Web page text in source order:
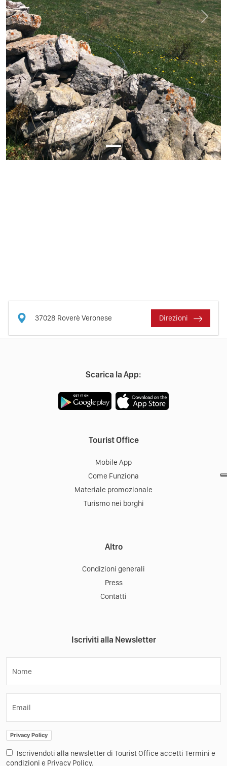
Previous Next
37028 Roverè Veronese Direzioni
Scarica la App:
Tourist Office
Mobile App
Come Funziona
Materiale promozionale
Turismo nei borghi
Altro
Condizioni generali
Press
Contatti
Iscriviti alla Newsletter
Nome
Email
Privacy Policy
Iscrivendoti alla newsletter di Tourist Office accetti Termini e
condizioni e Privacy Policy.